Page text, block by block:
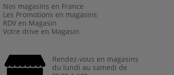
Nos magasins en France
Les Promotions en magasins
RDV en Magasin
Votre drive en Magasin
Rendez-vous en magasins
du lundi au samedi de